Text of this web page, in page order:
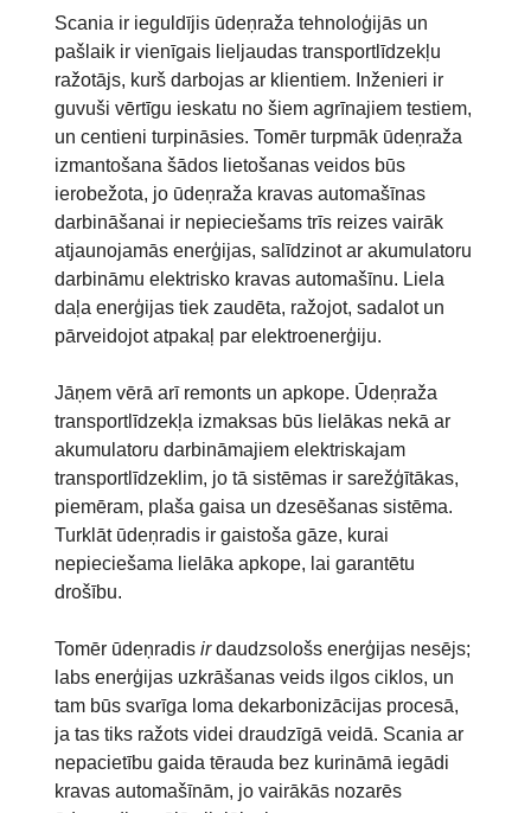
Scania ir ieguldījis ūdeņraža tehnoloģijās un
pašlaik ir vienīgais lieljaudas transportlīdzekļu
ražotājs, kurš darbojas ar klientiem. Inženieri ir
guvuši vērtīgu ieskatu no šiem agrīnajiem testiem,
un centieni turpināsies. Tomēr turpmāk ūdeņraža
izmantošana šādos lietošanas veidos būs
ierobežota, jo ūdeņraža kravas automašīnas
darbināšanai ir nepieciešams trīs reizes vairāk
atjaunojamās enerģijas, salīdzinot ar akumulatoru
darbināmu elektrisko kravas automašīnu. Liela
daļa enerģijas tiek zaudēta, ražojot, sadalot un
pārveidojot atpakaļ par elektroenerģiju.
Jāņem vērā arī remonts un apkope. Ūdeņraža
transportlīdzekļa izmaksas būs lielākas nekā ar
akumulatoru darbināmajiem elektriskajam
transportlīdzeklim, jo tā sistēmas ir sarežģītākas,
piemēram, plaša gaisa un dzesēšanas sistēma.
Turklāt ūdeņradis ir gaistoša gāze, kurai
nepieciešama lielāka apkope, lai garantētu
drošību.
Tomēr ūdeņradis irdaudzsološs enerģijas nesējs;
labs enerģijas uzkrāšanas veids ilgos ciklos, un
tam būs svarīga loma dekarbonizācijas procesā,
ja tas tiks ražots videi draudzīgā veidā. Scania ar
nepacietību gaida tērauda bez kurināmā iegādi
kravas automašīnām, jo vairākās nozarēs